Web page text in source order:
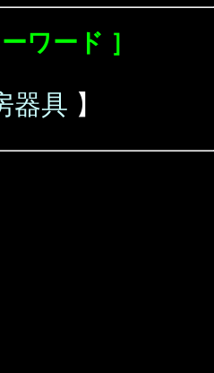
ワード ］
器具 】